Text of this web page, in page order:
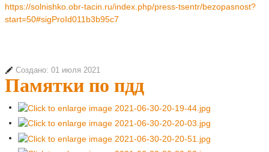
https://solnishko.obr-tacin.ru/index.php/press-tsentr/bezopasnost?
start=50#sigProId011b3b95c7
Создано: 01 июля 2021
Памятки по пдд